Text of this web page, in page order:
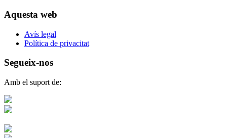
Aquesta web
Avís legal
Política de privacitat
Segueix-nos
Amb el suport de: